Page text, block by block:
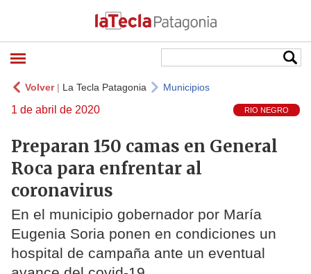
Volver| La Tecla Patagonia Municipios
1 de abril de 2020 RIO NEGRO
Preparan 150 camas en General
Roca para enfrentar al
coronavirus
En el municipio gobernador por María
Eugenia Soria ponen en condiciones un
hospital de campaña ante un eventual